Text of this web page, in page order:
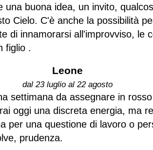
una buona idea, un invito,
Cielo. C'è anche la possibilità
di innamorarsi all'improvviso, le
figlio .
Leone
dal 23 luglio al 22 agosto
settimana da assegnare in rosso
oggi una discreta energia, ma
per una questione di lavoro o
prudenza.